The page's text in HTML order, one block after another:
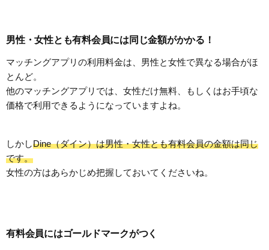
男性・女性とも有料会員には同じ金額がかかる！
マッチングアプリの利用料金は、男性と女性で異なる場合がほ
とんど。
他のマッチングアプリでは、女性だけ無料、もしくはお手頃な
価格で利用できるようになっていますよね。
しかしDine（ダイン）は男性・女性とも有料会員の金額は同じ
です。
女性の方はあらかじめ把握しておいてくださいね。
有料会員にはゴールドマークがつく